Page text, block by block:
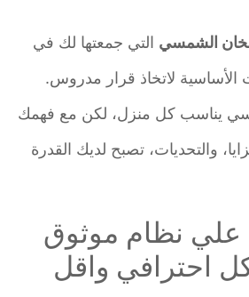
الشمسيالتي جمعتها لك في
لاتخاذ قرار مدروس.
كل منزل، لكن مع فهمك
والتحديات، تصبح لديك القدرة
نظام موثوق
احترافي واقل